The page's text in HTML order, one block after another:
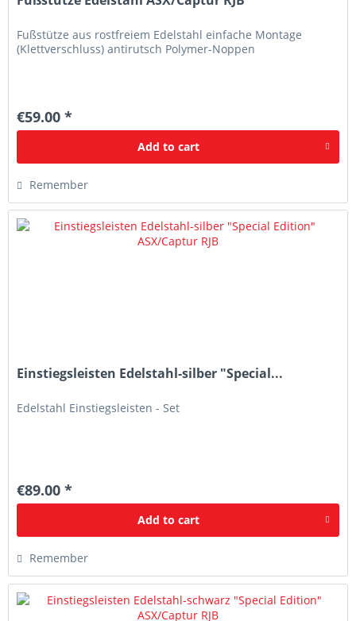
Fußstütze aus rostfreiem Edelstahl einfache Montage
(Klettverschluss) antirutsch Polymer-Noppen
€59.00 *
Add to cart
Remember
Einstiegsleisten Edelstahl-silber "Special...
Edelstahl Einstiegsleisten - Set
€89.00 *
Add to cart
Remember